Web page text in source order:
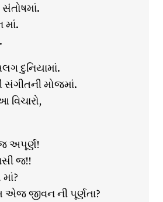
સંતોષમાં.
દુનિયામાં.
સંગીતની મોજમાં.
વિચારો,
અપૂર્ણ!
જ!!
જીવન ની પૂર્ણતા?